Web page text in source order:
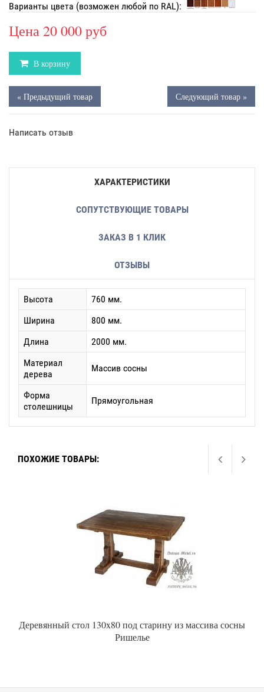
Варианты цвета (возможен любой по RAL):
Цена20 000 руб
В корзину
« Предыдущий товар Следующий товар »
Написать отзыв
ХАРАКТЕРИСТИКИ
СОПУТСТВУЮЩИЕ ТОВАРЫ
ЗАКАЗ В 1 КЛИК
ОТЗЫВЫ
Высота
760 мм.
Ширина
800 мм.
Длина
2000 мм.
Материал
дерева
Массив сосны
Форма
столешницы
Прямоугольная
ПОХОЖИЕ ТОВАРЫ:
Деревянный стол 130x80 под старину из массива сосны
Ришелье